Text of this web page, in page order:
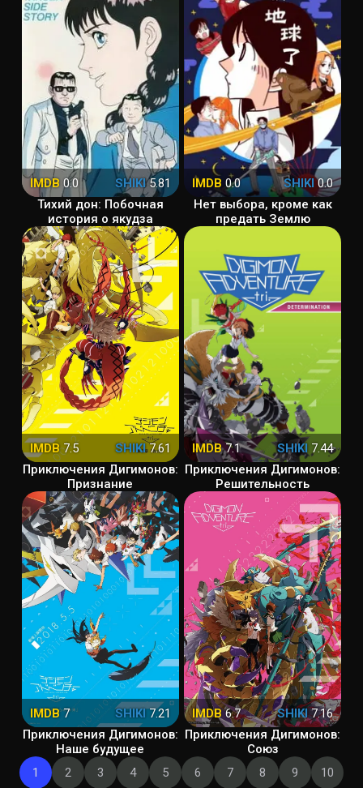
IMDB0.0 SHIKI5.81
Тихий дон: Побочная
история о якудза
IMDB 0.0 SHIKI0.0
Нет выбора, кроме как
предать Землю
IMDB7.5 SHIKI7.61
Приключения Дигимонов:
Признание
IMDB7.1 SHIKI 7.44
Приключения Дигимонов:
Решительность
IMDB7 SHIKI7.21
Приключения Дигимонов:
Наше будущее
IMDB6.7 SHIKI7.16
Приключения Дигимонов:
Союз
1
2 3 4 5 6 7 8 9 10